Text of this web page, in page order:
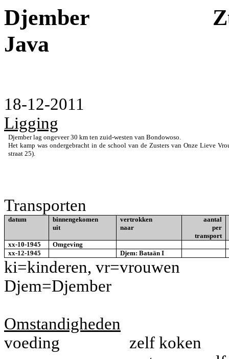
Djember
Java
18-12-2011
Ligging
Djember lag ongeveer 30 km ten zuid-westen van Bondowoso.
Het kamp was ondergebracht in de school van de Zusters van Onze Lieve
straat 25).
Transporten
datum
binnengekomen
uit
vertrokken
naar
aantal
per
transport
xx-10-1945
Omgeving
xx-12-1945
Djem: Bataän I
ki=kinderen, vr=vrouwen
Djem=Djember
Omstandigheden
voeding
zelf koken